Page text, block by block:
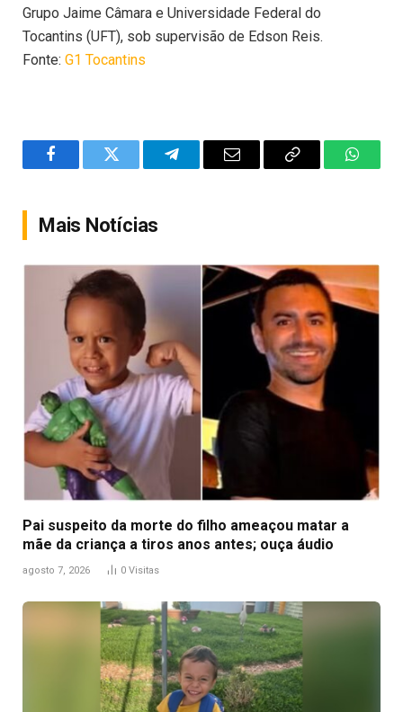
Grupo Jaime Câmara e Universidade Federal do
Tocantins (UFT), sob supervisão de Edson Reis.
Fonte: G1 Tocantins
FacebookTwitter TelegramEmail
Copy
Mais Notícias
Pai suspeito da morte do filho ameaçou matar a
mãe da criança a tiros anos antes; ouça áudio
agosto 7, 2026 0 Visitas